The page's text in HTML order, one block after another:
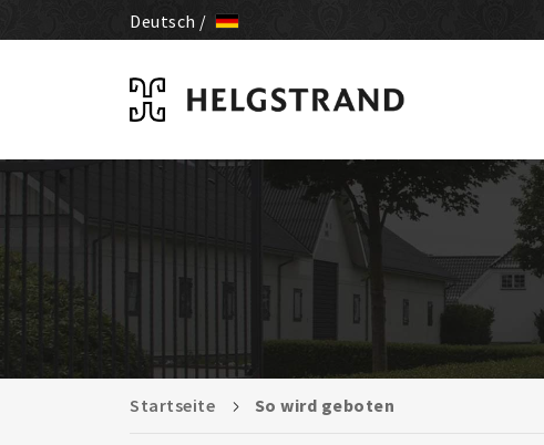
Deutsch /
Startseite So wird geboten